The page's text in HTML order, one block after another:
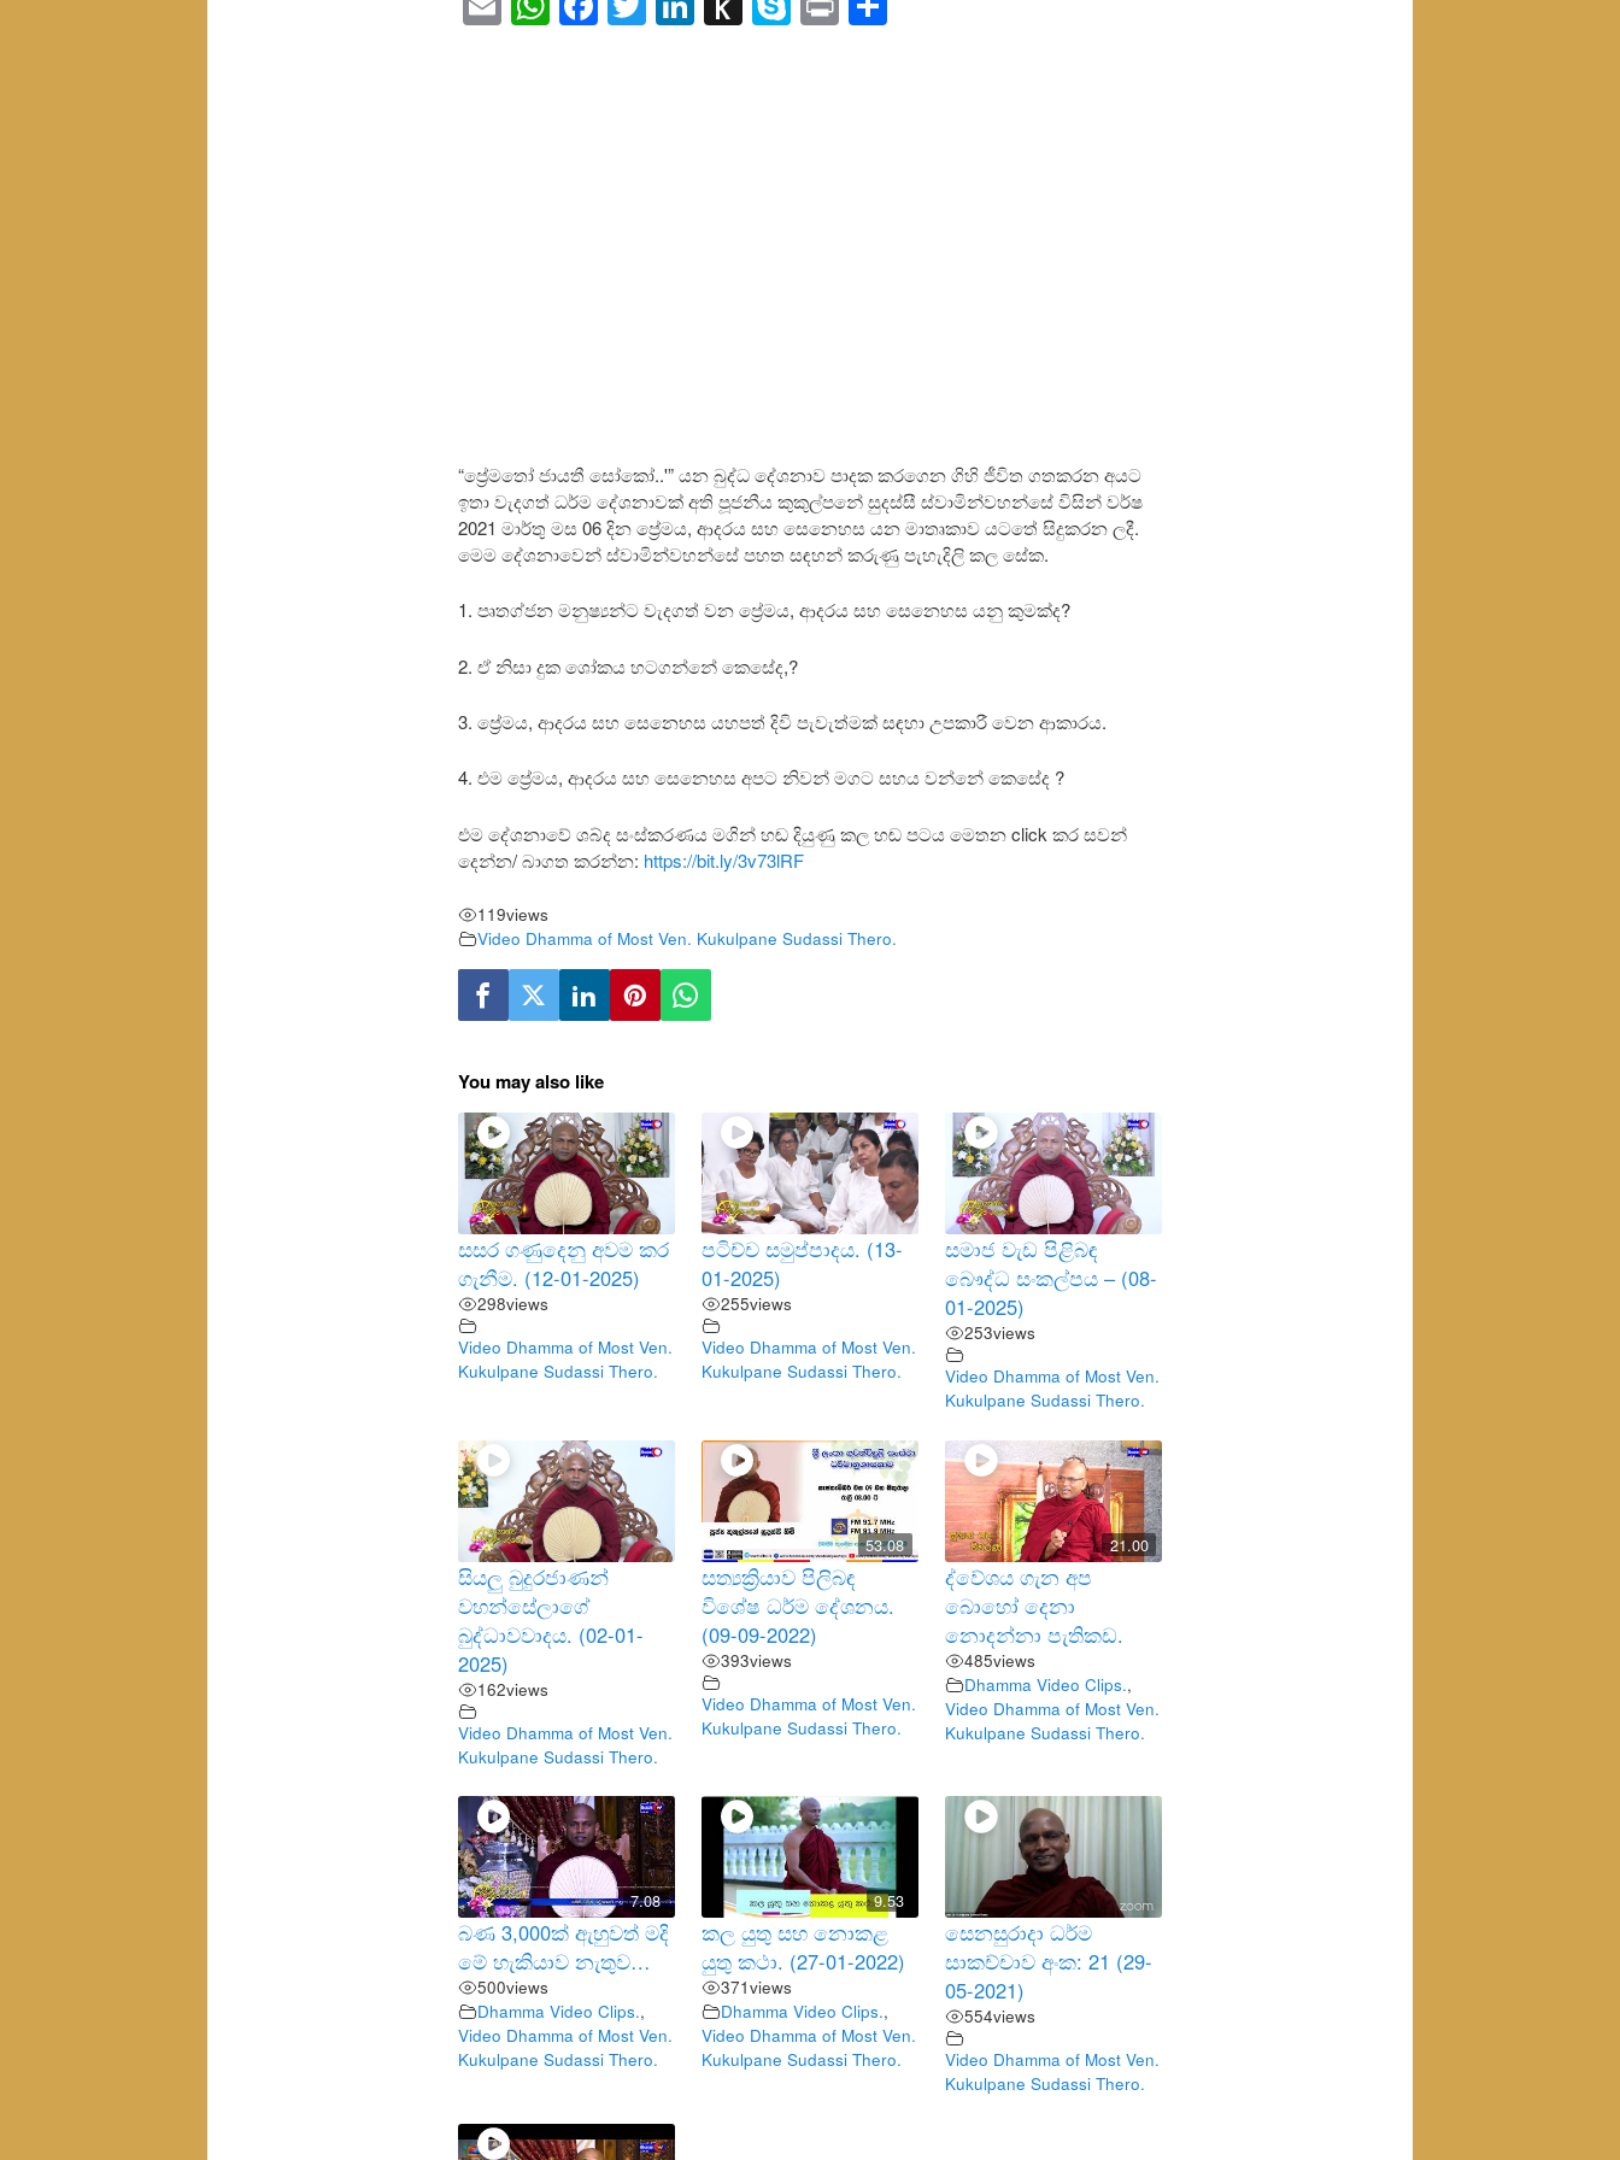
“ප්‍රේමතෝ ජායතී සෝකෝ..'” යන බුද්ධ දේශනාව පාදක කරගෙන ගිහි ජීවිත ගතකරන අයට
ඉතා වැදගත් ධර්ම දේශනාවක් අති පූජනීය කුකුල්පනේ සුදස්සී ස්වාමින්වහන්සේ විසින් වර්ෂ
2021 මාර්තු මස 06 දින ප්‍රේමය, ආදරය සහ සෙනෙහස යන මාතෘකාව යටතේ සිදුකරන ලදී.
මෙම දේශනාවෙන් ස්වාමින්වහන්සේ පහත සඳහන් කරුණු පැහැදිලි කල සේක.
1. පෘතග්ජන මනුෂ්‍යන්ට වැදගත් වන ප්‍රේමය, ආදරය සහ සෙනෙහස යනු කුමක්ද?
2. ඒ නිසා දුක ශෝකය හටගන්නේ කෙසේද,?
3. ප්‍රේමය, ආදරය සහ සෙනෙහස යහපත් දිවි පැවැත්මක් සඳහා උපකාරී වෙන ආකාරය.
4. එම ප්‍රේමය, ආදරය සහ සෙනෙහස අපට නිවන් මගට සහය වන්නේ කෙසේද ?
එම දේශනාවේ ශබ්ද සංස්කරණය මගින් හඬ දියුණු කල හඬ පටය මෙතන click කර සවන්
දෙන්න/ බාගත කරන්න: https://bit.ly/3v73lRF
119views
Video Dhamma of Most Ven. Kukulpane Sudassi Thero.
You may also like
සසර ගණුදෙනු අවම කර
ගැනීම. (12-01-2025)
298views
Video Dhamma of Most Ven.
Kukulpane Sudassi Thero.
පටිච්ච සමුප්පාදය. (13-
01-2025)
255views
Video Dhamma of Most Ven.
Kukulpane Sudassi Thero.
සමාජ වැඩ පිළිබඳ
බෞද්ධ සංකල්පය – (08-
01-2025)
253views
Video Dhamma of Most Ven.
Kukulpane Sudassi Thero.
සියලු බුදුරජාණන්
වහන්සේලාගේ
බුද්ධාවවාදය. (02-01-
2025)
162views
Video Dhamma of Most Ven.
Kukulpane Sudassi Thero.
53.08
සත්‍යක්‍රියාව පිලිබඳ
විශේෂ ධර්ම දේශනය.
(09-09-2022)
393views
Video Dhamma of Most Ven.
Kukulpane Sudassi Thero.
21.00
ද්වේශය ගැන අප
බොහෝ දෙනා
නොදන්නා පැතිකඩ.
485views
Dhamma Video Clips.,
Video Dhamma of Most Ven.
Kukulpane Sudassi Thero.
7.08
බණ 3,000ක් ඇහුවත් මදි
මේ හැකියාව නැතුව…
500views
Dhamma Video Clips.,
Video Dhamma of Most Ven.
Kukulpane Sudassi Thero.
9.53
කල යුතු සහ නොකළ
යුතු කථා. (27-01-2022)
371views
Dhamma Video Clips.,
Video Dhamma of Most Ven.
Kukulpane Sudassi Thero.
සෙනසුරාදා ධර්ම
සාකච්චාව අංක: 21 (29-
05-2021)
554views
Video Dhamma of Most Ven.
Kukulpane Sudassi Thero.